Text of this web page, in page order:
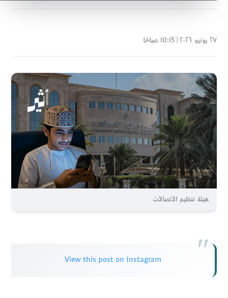
٢٧ يونيو ٢٠٢٦ | 10:15 صباحًا
هيئة تنظيم الاتصالات
View this post on Instagram